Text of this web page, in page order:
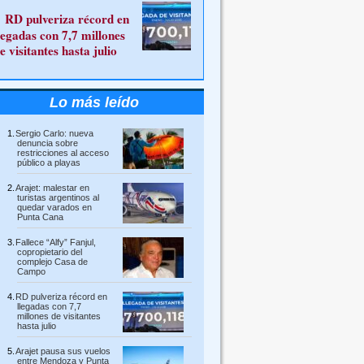
RD pulveriza récord en
con 7,7 millones
visitantes hasta julio
Lo más leído
Sergio Carlo: nueva
denuncia sobre
restricciones al acceso
público a playas
Arajet: malestar en
turistas argentinos al
quedar varados en
Punta Cana
Fallece “Alfy” Fanjul,
copropietario del
complejo Casa de
Campo
RD pulveriza récord en
llegadas con 7,7
millones de visitantes
hasta julio
Arajet pausa sus vuelos
entre Mendoza y Punta